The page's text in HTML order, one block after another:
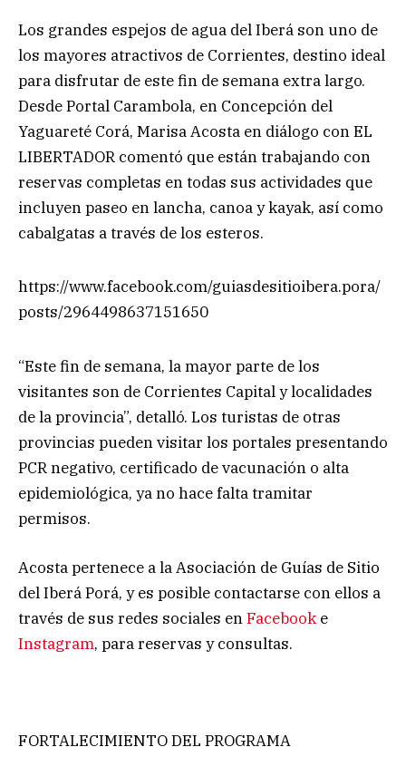
Los grandes espejos de agua del Iberá son uno de
los mayores atractivos de Corrientes, destino ideal
para disfrutar de este fin de semana extra largo.
Desde Portal Carambola, en Concepción del
Yaguareté Corá, Marisa Acosta en diálogo con EL
LIBERTADOR comentó que están trabajando con
reservas completas en todas sus actividades que
incluyen paseo en lancha, canoa y kayak, así como
cabalgatas a través de los esteros.
https://www.facebook.com/guiasdesitioibera.pora/
posts/2964498637151650
“Este fin de semana, la mayor parte de los
visitantes son de Corrientes Capital y localidades
de la provincia”, detalló. Los turistas de otras
provincias pueden visitar los portales presentando
PCR negativo, certificado de vacunación o alta
epidemiológica, ya no hace falta tramitar
permisos.
Acosta pertenece a la Asociación de Guías de Sitio
del Iberá Porá, y es posible contactarse con ellos a
través de sus redes sociales enFacebook e
Instagram, para reservas y consultas.
FORTALECIMIENTO DEL PROGRAMA